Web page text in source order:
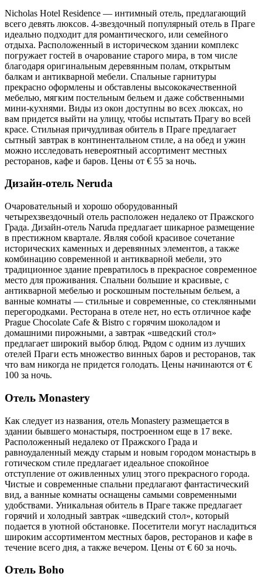
Nicholas Hotel Residence — интимный отель, предлагающий
всего девять люксов. 4-звездочный популярный отель в Праге
идеально подходит для романтического, или семейного
отдыха. Расположенный в историческом здании комплекс
погружает гостей в очарование старого мира, в том числе
благодаря оригинальным деревянным полам, открытым
балкам и антикварной мебели. Спальные гарнитуры
прекрасно оформлены и обставлены высококачественной
мебелью, мягким постельным бельем и даже собственными
мини-кухнями. Виды из окон доступны во всех люксах, но
вам придется выйти на улицу, чтобы испытать Прагу во всей
красе. Стильная причудливая обитель в Праге предлагает
сытный завтрак в континентальном стиле, а на обед и ужин
можно исследовать невероятный ассортимент местных
ресторанов, кафе и баров. Цены от € 55 за ночь.
Дизайн-отель Neruda
Очаровательный и хорошо оборудованный
четырехзвездочный отель расположен недалеко от Пражского
Града. Дизайн-отель Naruda предлагает шикарное размещение
в престижном квартале. Являя собой красивое сочетание
исторических каменных и деревянных элементов, а также
комбинацию современной и антикварной мебели, это
традиционное здание превратилось в прекрасное современное
место для проживания. Спальни большие и красивые, с
антикварной мебелью и роскошным постельным бельем, а
ванные комнаты — стильные и современные, со стеклянными
перегородками. Ресторана в отеле нет, но есть отличное кафе
Prague Chocolate Cafe & Bistro с горячим шоколадом и
домашними пирожными, а завтрак «шведский стол»
предлагает широкий выбор блюд. Рядом с одним из лучших
отелей Праги есть множество винных баров и ресторанов, так
что вам никогда не придется голодать. Цены начинаются от €
100 за ночь.
Отель Monastery
Как следует из названия, отель Monastery размещается в
здании бывшего монастыря, построенном еще в 17 веке.
Расположенный недалеко от Пражского Града и
равноудаленный между старым и новым городом монастырь в
готическом стиле предлагает идеальное спокойное
отступление от оживленных улиц этого прекрасного города.
Чистые и современные спальни предлагают фантастический
вид, а ванные комнаты оснащены самыми современными
удобствами. Уникальная обитель в Праге также предлагает
горячий и холодный завтрак «шведский стол», который
подается в уютной обстановке. Посетители могут насладиться
широким ассортиментом местных баров, ресторанов и кафе в
течение всего дня, а также вечером. Цены от € 60 за ночь.
Отель Boho